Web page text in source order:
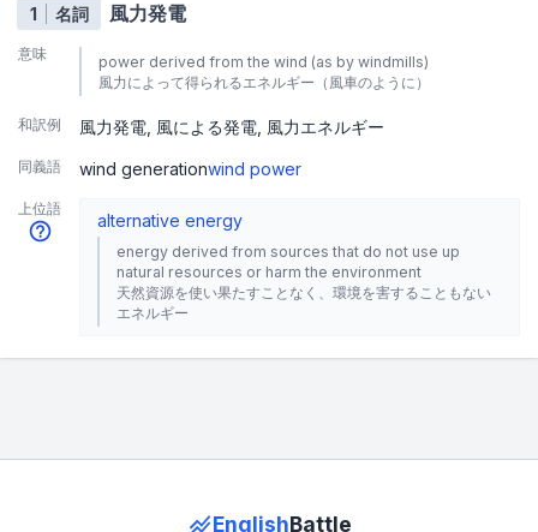
1 名詞 風力発電
意味
power derived from the wind (as by windmills)
風力によって得られるエネルギー（風車のように）
和訳例 風力発電 風による発電 風力エネルギー
同義語 wind generationwind power
上位語
alternative energy
energy derived from sources that do not use up
natural resources or harm the environment
天然資源を使い果たすことなく、環境を害することもない
エネルギー
EnglishBattle